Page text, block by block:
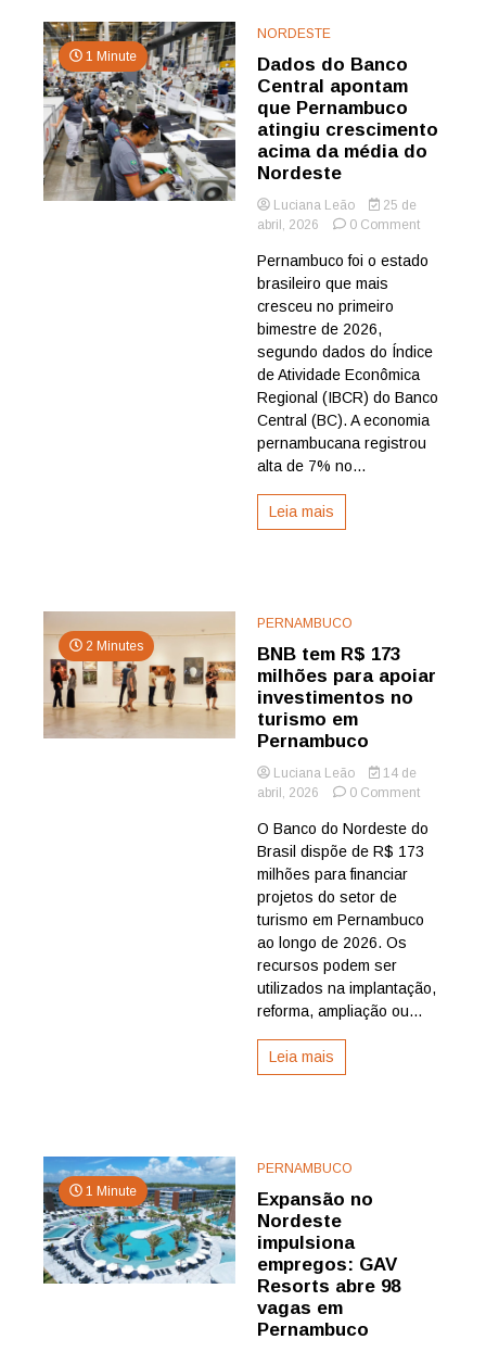
1 Minute
NORDESTE
Dados do Banco
Central apontam
que Pernambuco
atingiu crescimento
acima da média do
Nordeste
Luciana Leão
25 de
abril, 2026
0 Commenton
do
atingiu
acima
da
Pernambuco foi o estado
brasileiro que mais
cresceu no primeiro
bimestre de 2026,
segundo dados do Índice
de Atividade Econômica
Regional (IBCR) do Banco
Central (BC). A economia
pernambucana registrou
alta de 7% no...
Leia mais
2 Minutes
PERNAMBUCO
BNB tem R$ 173
milhões para apoiar
investimentos no
turismo em
Pernambuco
Luciana Leão
14 de
abril, 2026
0 Commenton
tem
R$
apoiar
turismo
O Banco do Nordeste do
Brasil dispõe de R$ 173
milhões para financiar
projetos do setor de
turismo em Pernambuco
ao longo de 2026. Os
recursos podem ser
utilizados na implantação,
reforma, ampliação ou...
Leia mais
1 Minute
PERNAMBUCO
Expansão no
Nordeste
impulsiona
empregos: GAV
Resorts abre 98
vagas em
Pernambuco